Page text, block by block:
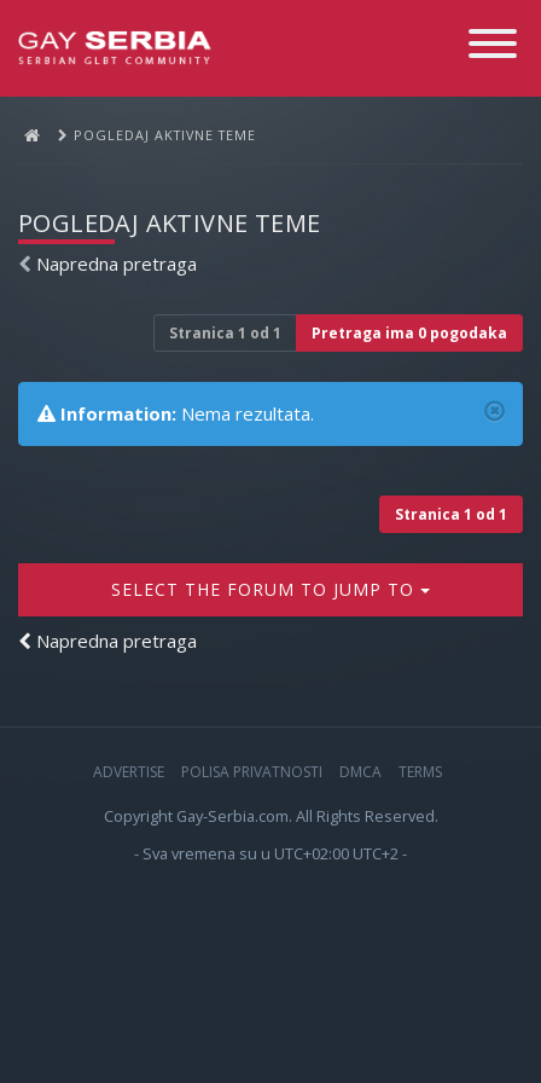
Toggle
POGLEDAJ AKTIVNE TEME
POGLEDAJ AKTIVNE TEME
Napredna pretraga
Stranica 1 od 1 Pretraga ima 0 pogodaka
Information: Nema rezultata.
Stranica 1 od 1
SELECT THE FORUM TO JUMP TO
Napredna pretraga
ADVERTISE POLISA PRIVATNOSTI DMCA TERMS
Copyright Gay-Serbia.com. All Rights Reserved.
- Sva vremena su u UTC+02:00 UTC+2 -